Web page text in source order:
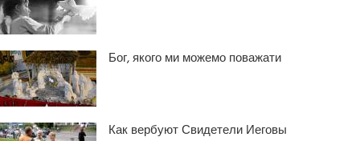
Бог, якого ми можемо поважати
Как вербуют Свидетели Иеговы